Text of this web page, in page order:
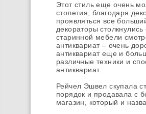
Этот стиль еще очень
столетия, благодаря
проявляться все
декораторы
старинной мебели
антиквариат – очень
антиквариат еще и
различные техники и
антиквариат.
Рейчел Эшвел скупала
порядок и продавала с
магазин, который и